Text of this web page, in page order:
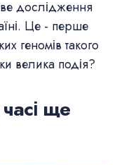
дослідження
Це - перше
геномів такого
велика подія?
ще